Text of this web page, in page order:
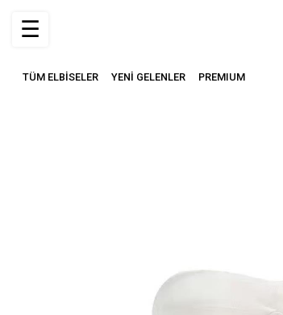
TÜM ELBİSELER YENİ GELENLER PREMIUM
☰